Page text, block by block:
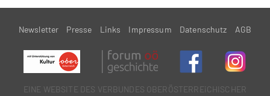
Newsletter Presse Links Impressum Datenschutz AGB
EINE WEBSITE DES VERBUNDES OBERÖSTERREiCHISCHER